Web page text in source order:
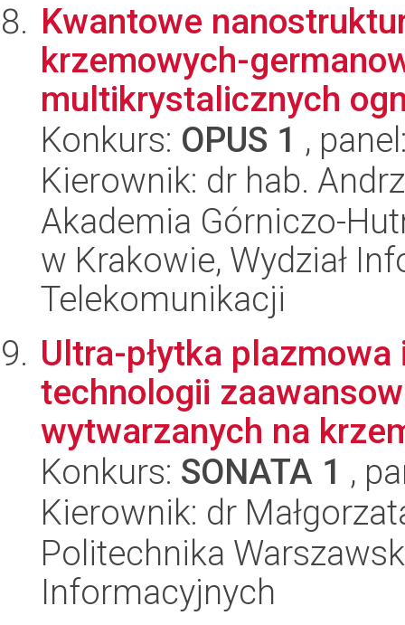
Kwantowe
krzemowych-
multikrystalicznych
Konkurs: OPUS 1 ,
Kierownik: dr hab.
Akademia Górniczo-
w Krakowie, Wydział
Telekomunikacji
Ultra-płytka
technologii
wytwarzanych na
Konkurs: SONATA 1 ,
Kierownik: dr
Politechnika
Informacyjnych